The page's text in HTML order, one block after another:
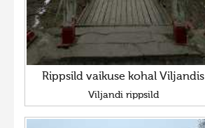
Rippsild vaikuse kohal Viljandis
Viljandi rippsild